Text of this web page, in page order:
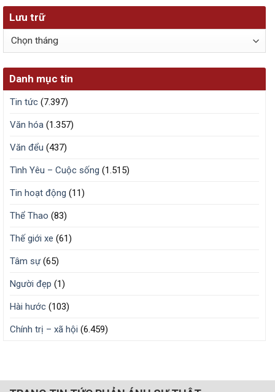
Lưu trữ
Lưu
Danh mục tin
Tin tức (7.397)
Văn hóa (1.357)
Văn đểu (437)
Tình Yêu – Cuộc sống (1.515)
Tin hoạt động (11)
Thể Thao (83)
Thế giới xe (61)
Tâm sự(65)
Người đẹp (1)
Hài hước (103)
Chính trị – xã hội (6.459)